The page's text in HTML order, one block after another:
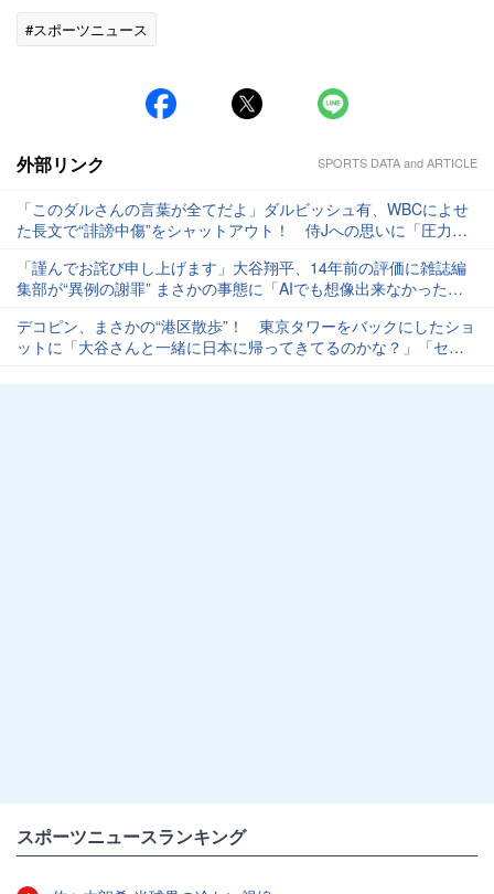
#スポーツニュース
外部リンク SPORTS DATA and ARTICLE
「このダルさんの言葉が全てだよ」ダルビッシュ有、WBCによせ
た長文で“誹謗中傷”をシャットアウト！ 侍Jへの思いに「圧力が
「謹んでお詫び申し上げます」大谷翔平、14年前の評価に雑誌編
集部が“異例の謝罪” まさかの事態に「AIでも想像出来なかった」
デコピン、まさかの“港区散歩”！ 東京タワーをバックにしたショ
ットに「大谷さんと一緒に日本に帰ってきてるのかな？」「セレ
スポーツニュースランキング